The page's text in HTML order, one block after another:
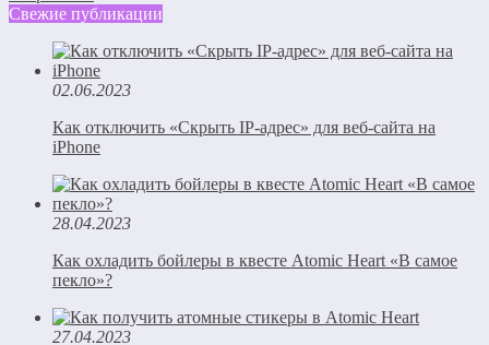
Свежие публикации
02.06.2023
Как отключить «Скрыть IP-адрес» для веб-сайта на
iPhone
28.04.2023
Как охладить бойлеры в квесте Atomic Heart «В самое
пекло»?
27.04.2023